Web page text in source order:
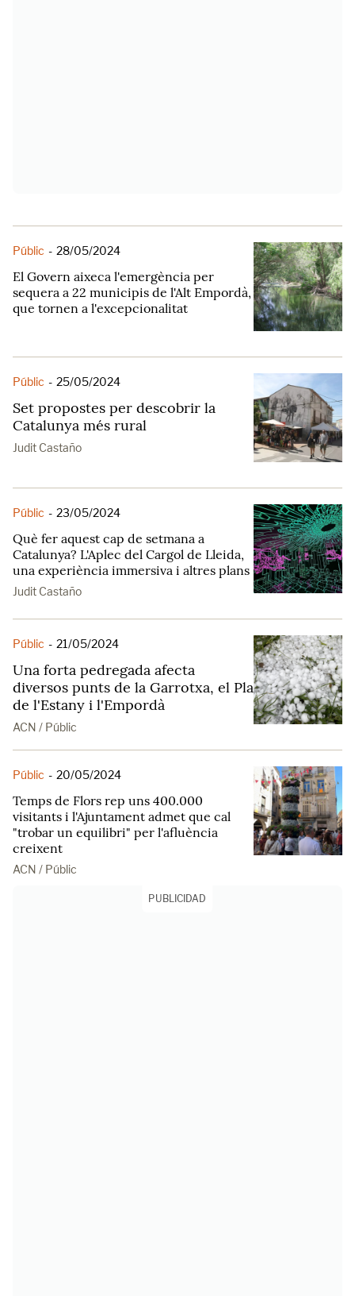
Públic - 28/05/2024
El Govern aixeca l'emergència per
sequera a 22 municipis de l'Alt Empordà,
que tornen a l'excepcionalitat
Públic - 25/05/2024
Set propostes per descobrir la
Catalunya més rural
Judit Castaño
Públic - 23/05/2024
Què fer aquest cap de setmana a
Catalunya? L'Aplec del Cargol de Lleida,
una experiència immersiva i altres plans
Judit Castaño
Públic - 21/05/2024
Una forta pedregada afecta
diversos punts de la Garrotxa, el Pla
de l'Estany i l'Empordà
ACN / Públic
Públic - 20/05/2024
Temps de Flors rep uns 400.000
visitants i l'Ajuntament admet que cal
"trobar un equilibri" per l'afluència
creixent
ACN / Públic
PUBLICIDAD